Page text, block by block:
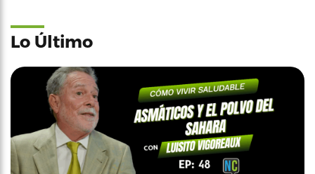
Lo Último